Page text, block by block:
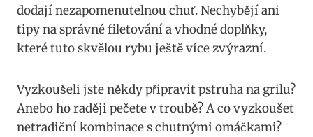
dodají nezapomenutelnou chuť. Nechybějí ani
tipy na správné filetování a vhodné doplňky,
které⁤ tuto skvělou rybu ještě více zvýrazní.
Vyzkoušeli jste někdy připravit pstruha na grilu?
Anebo ho raději pečete v troubě? A co vyzkoušet
netradiční kombinace s chutnými ⁤omáčkami?‍